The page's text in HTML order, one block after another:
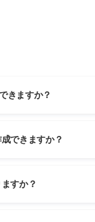
きますか？
できますか？
すか？